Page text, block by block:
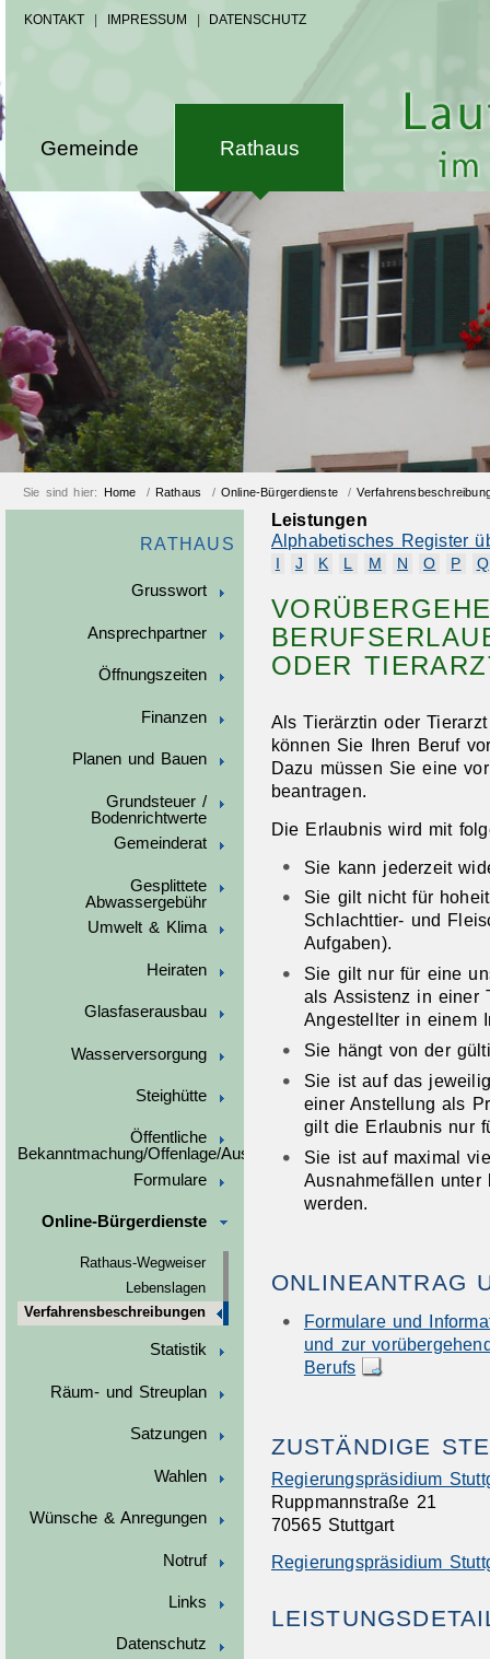
KONTAKT IMPRESSUM DATENSCHUTZ
Gemeinde Rathaus
Sie sind hier: Home / Rathaus / Online-Bürgerdienste /
RATHAUS
Grusswort
Ansprechpartner
Öffnungszeiten
Finanzen
Planen und Bauen
Grundsteuer /
Bodenrichtwerte
Gemeinderat
Gesplittete
Abwassergebühr
Umwelt & Klima
Heiraten
Glasfaserausbau
Wasserversorgung
Steighütte
Öffentliche
Bekanntmachung/Offenlage/Ausschreibungen
Formulare
Online-Bürgerdienste
Rathaus-Wegweiser
Lebenslagen
Verfahrensbeschreibungen
Statistik
Räum- und Streuplan
Satzungen
Wahlen
Wünsche & Anregungen
Notruf
Links
Datenschutz
Leistungen
Alphabetisches Register
J K L M N O P Q
ODER
Als Tierärztin oder
können Sie Ihren Beruf
Dazu müssen Sie eine
beantragen.
Die Erlaubnis wird mit
Sie kann jederzeit
Sie gilt nicht für
Schlachttier- und
Aufgaben).
Sie gilt nur für eine
als Assistenz in einer
Angestellter in einem
Sie hängt von der
Sie ist auf das
einer Anstellung als
gilt die Erlaubnis nur
Sie ist auf maximal
Ausnahmefällen unter
werden.
ONLINEANTRAG
Formulare und
und zur
Berufs
ZUSTÄNDIGE
Regierungspräsidium
Ruppmannstraße 21
70565 Stuttgart
Regierungspräsidium